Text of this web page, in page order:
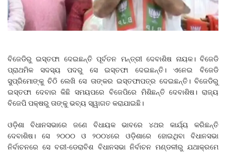
ବିଜେଡିରୁ ଇସ୍ତଫା ଦେଇଛନ୍ତି ପୂର୍ବତନ ମନ୍ତ୍ରୀ ଦେବାଶିଷ ନାୟକ। ବିଜେଡି
ପ୍ରାଥମିକ ସଦସ୍ୟ ପଦରୁ ସେ ଇସ୍ତଫା ଦେଇଛନ୍ତି। ଏନେଇ ବିଜେଡି
ସୁପ୍ରିମୋଙ୍କୁ ଚିଠି ଲେଖି ସେ ତାଙ୍କର ଇସ୍ତଫାପତ୍ର ଦେଇଛନ୍ତି। ବିଜେଡିରୁ
ଇସ୍ତଫା ଦେବାର କିଛି ସମୟପରେ ବିଜେପିରେ ମିଶିଛନ୍ତି ଦେବାଶିଷ। ରାଜ୍ୟ
ବିଜେପି ପକ୍ଷରୁ ତାଙ୍କୁ ଭବ୍ୟ ସ୍ୱାଗତ କରାଯାଇଛି।
ଓଡ଼ିଶା ବିଧାନସଭାରେ ଜଣେ ବିଧାୟକ ଭାବରେ ୪ଥର କାର୍ଯ୍ୟ କରିଛନ୍ତି
ଦେବାଶିଷ। ସେ ୨୦୦୦ ଓ ୨୦୦୪ରେ ଓଡ଼ିଶାରେ ହୋଇଥିବା ବିଧାନସଭା
ନିର୍ବାଚନରେ ସେ ବରୀ-ଡେରାବିଶ ବିଧାନସଭା ନିର୍ବାଚନ ମଣ୍ଡଳୀରୁ ଯଥାକ୍ରମେ